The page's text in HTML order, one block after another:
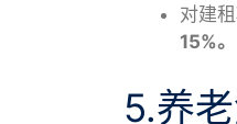
对建
15%。
5.养